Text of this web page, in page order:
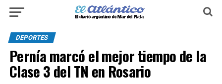
DEPORTES
Pernía marcó el mejor tiempo de la
Clase 3 del TN en Rosario